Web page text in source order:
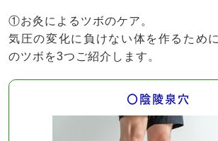
①お灸によるツボのケア。
気圧の変化に負けない体を作るため
のツボを3つご紹介します。
〇陰陵泉穴